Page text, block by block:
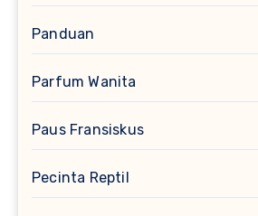
Panduan
Parfum Wanita
Paus Fransiskus
Pecinta Reptil